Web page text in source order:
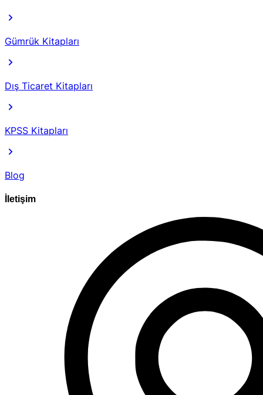
Gümrük Kitapları
Dış Ticaret Kitapları
KPSS Kitapları
Blog
İletişim